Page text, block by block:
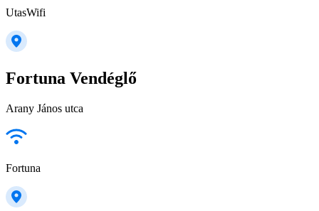
UtasWifi
Fortuna Vendéglő
Arany János utca
Fortuna